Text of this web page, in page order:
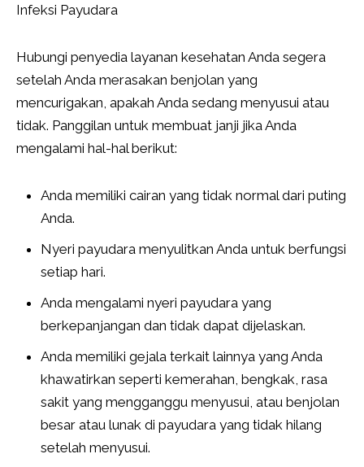
Infeksi Payudara
Hubungi penyedia layanan kesehatan Anda segera
setelah Anda merasakan benjolan yang
mencurigakan, apakah Anda sedang menyusui atau
tidak. Panggilan untuk membuat janji jika Anda
mengalami hal-hal berikut:
Anda memiliki cairan yang tidak normal dari puting
Anda.
Nyeri payudara menyulitkan Anda untuk berfungsi
setiap hari.
Anda mengalami nyeri payudara yang
berkepanjangan dan tidak dapat dijelaskan.
Anda memiliki gejala terkait lainnya yang Anda
khawatirkan seperti kemerahan, bengkak, rasa
sakit yang mengganggu menyusui, atau benjolan
besar atau lunak di payudara yang tidak hilang
setelah menyusui.